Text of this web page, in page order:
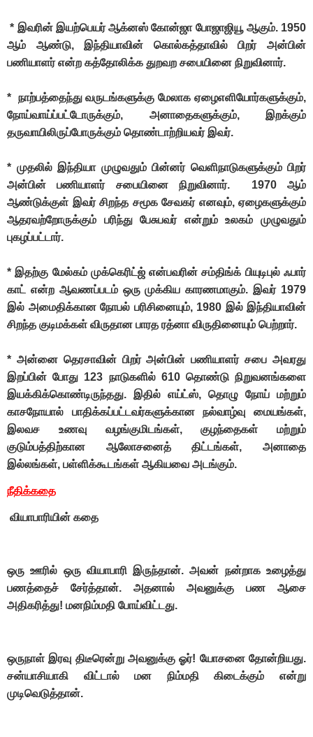
* இவரின் இயற்பெயர் ஆக்னஸ் கோன்ஜா போஜாஜியூ ஆகும். 1950
ஆம் ஆண்டு, இந்தியாவின் கொல்கத்தாவில் பிறர் அன்பின்
பணியாளர் என்ற கத்தோலிக்க துறவற சபையினை நிறுவினார்.
* நாற்பத்தைந்து வருடங்களுக்கு மேலாக ஏழைஎளியோர்களுக்கும்,
நோய்வாய்ப்பட்டோருக்கும், அனாதைகளுக்கும், இறக்கும்
தருவாயிலிருப்போருக்கும் தொண்டாற்றியவர் இவர்.
* முதலில் இந்தியா முழுவதும் பின்னர் வெளிநாடுகளுக்கும் பிறர்
அன்பின் பணியாளர் சபையினை நிறுவினார். 1970 ஆம்
ஆண்டுக்குள் இவர் சிறந்த சமூக சேவகர் எனவும், ஏழைகளுக்கும்
ஆதரவற்றோருக்கும் பரிந்து பேசுபவர் என்றும் உலகம் முழுவதும்
புகழப்பட்டார்.
* இதற்கு மேல்கம் முக்கெரிட்ஜ் என்பவரின் சம்திங்க் பியுடிபுல் ஃபார்
காட் என்ற ஆவணப்படம் ஒரு முக்கிய காரணமாகும். இவர் 1979
இல் அமைதிக்கான நோபல் பரிசினையும், 1980 இல் இந்தியாவின்
சிறந்த குடிமக்கள் விருதான பாரத ரத்னா விருதினையும் பெற்றார்.
* அன்னை தெரசாவின் பிறர் அன்பின் பணியாளர் சபை அவரது
இறப்பின் போது 123 நாடுகளில் 610 தொண்டு நிறுவனங்களை
இயக்கிக்கொண்டிருந்தது. இதில் எய்ட்ஸ், தொழு நோய் மற்றும்
காசநோயால் பாதிக்கப்பட்டவர்களுக்கான நல்வாழ்வு மையங்கள்,
இலவச உணவு வழங்குமிடங்கள், குழந்தைகள் மற்றும்
குடும்பத்திற்கான ஆலோசனைத் திட்டங்கள், அனாதை
இல்லங்கள், பள்ளிக்கூடங்கள் ஆகியவை அடங்கும்.
நீதிக்கதை
வியாபாரியின் கதை
ஒரு ஊரில் ஒரு வியாபாரி இருந்தான். அவன் நன்றாக உழைத்து
பணத்தைச் சேர்த்தான். அதனால் அவனுக்கு பண ஆசை
அதிகரித்து! மனநிம்மதி போய்விட்டது.
ஒருநாள் இரவு திடீரென்று அவனுக்கு ஓர்! யோசனை தோன்றியது.
சன்யாசியாகி விட்டால் மன நிம்மதி கிடைக்கும் என்று
முடிவெடுத்தான்.